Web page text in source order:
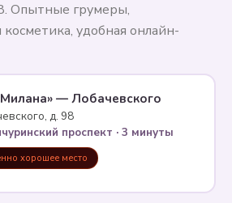
Опытные грумеры,
удобная онлайн-
— Лобачевского
д. 98
проспект · 3 минуты
хорошее место